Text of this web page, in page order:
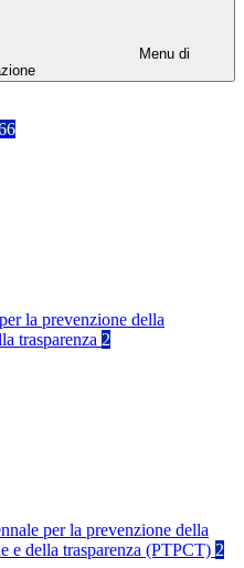
Menu di
la prevenzione della
trasparenza 2
per la prevenzione della
e della trasparenza (PTPCT) 2